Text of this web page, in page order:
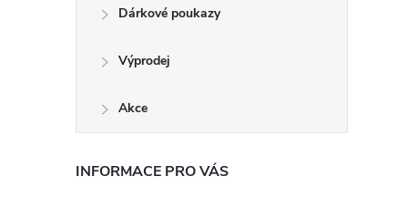
Dárkové poukazy
Výprodej
Akce
INFORMACE PRO VÁS